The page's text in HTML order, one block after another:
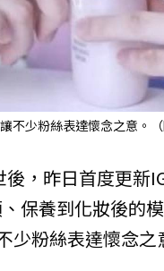
不少粉絲表達懷念之意。（
，昨日首度更新
保養到化妝後的
少粉絲表達懷念之